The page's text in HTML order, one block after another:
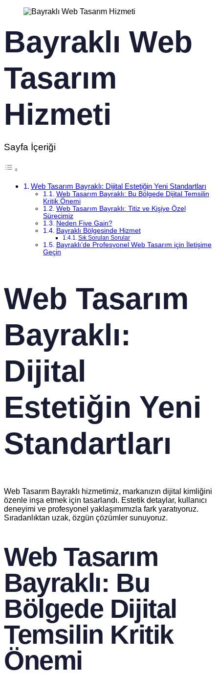
Bayraklı Web
Tasarım
Hizmeti
Sayfa İçeriği
Web Tasarım Bayraklı: Dijital Estetiğin Yeni Standartları
Web Tasarım Bayraklı: Bu Bölgede Dijital Temsilin
Kritik Önemi
Web Tasarım Bayraklı: Titiz ve Kişiye Özel
Sürecimiz
Neden Five Gain?
Bayraklı Bölgesinde Hizmet
Sık Sorulan Sorular
Bayraklı’de Profesyonel Web Tasarım için İletişime
Geçin
Web Tasarım
Bayraklı:
Dijital
Estetiğin Yeni
Standartları
Web Tasarım Bayraklı hizmetimiz, markanızın dijital kimliğini
özenle inşa etmek için tasarlandı. Estetik detaylar, kullanıcı
deneyimi ve profesyonel yaklaşımımızla fark yaratıyoruz.
Sıradanlıktan uzak, özgün çözümler sunuyoruz.
Web Tasarım
Bayraklı: Bu
Bölgede Dijital
Temsilin Kritik
Önemi